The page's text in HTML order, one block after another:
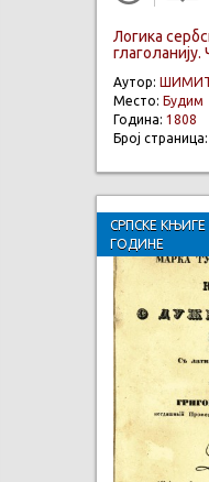
Логика
глаголанију.
Аутор:
Место: Будим
Година: 1808
Број
СРПСКЕ КЊИГЕ
ГОДИНЕ